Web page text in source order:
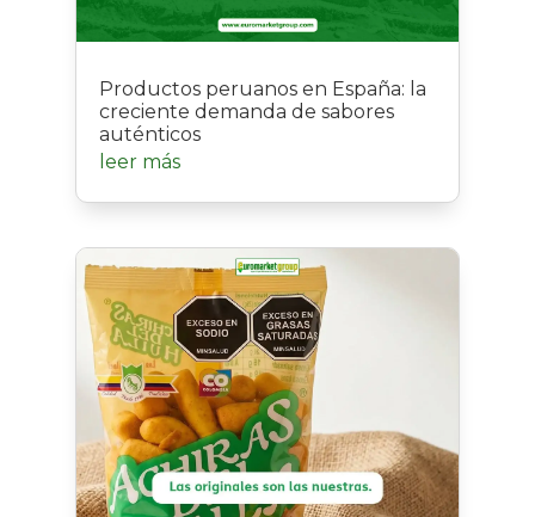
Productos peruanos en España: la
creciente demanda de sabores
auténticos
leer más